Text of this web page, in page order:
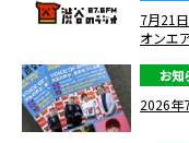
7月21
オンエ
お知
2026年